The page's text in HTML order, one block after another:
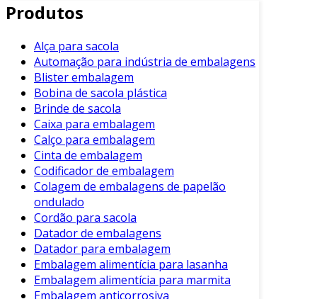
Esta representação pode ser criada através de
software de design ou impressa em 3D,
proporcionando uma experiência tátil. Essa
interação física é fundamental, pois contribui
para ajustes antes da produção.
Importância do Mockup de
Embalagem
A criação de mockups de embalagem traz
diversos benefícios para as empresas. Entre
eles, destacam-se:
Visualização Antecipada:
melhor apreciação do design final.
Feedback Imediato:Facilita a coleta de
opiniões de clientes e equipes.
Produtos
Alça para sacola
Automação para indústria de embalagens
Blister embalagem
Bobina de sacola plástica
Brinde de sacola
Caixa para embalagem
Calço para embalagem
Cinta de embalagem
Codificador de embalagem
Colagem de embalagens de papelão
ondulado
Cordão para sacola
Datador de embalagens
Datador para embalagem
Embalagem alimentícia para lasanha
Embalagem alimentícia para marmita
Embalagem anticorrosiva